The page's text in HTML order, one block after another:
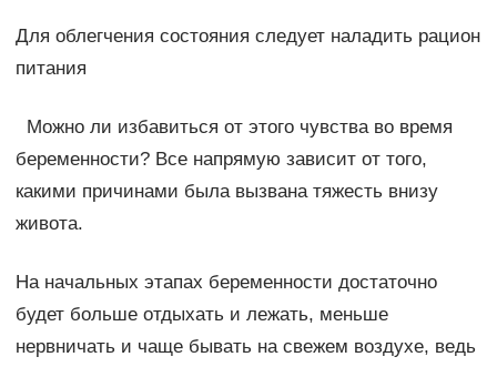
Для облегчения состояния следует наладить рацион
питания
Можно ли избавиться от этого чувства во время
беременности? Все напрямую зависит от того,
какими причинами была вызвана тяжесть внизу
живота.
На начальных этапах беременности достаточно
будет больше отдыхать и лежать, меньше
нервничать и чаще бывать на свежем воздухе, ведь